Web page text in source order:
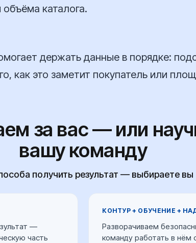
каталога.
держать данные в порядке:
как это заметит покупатель или
за вас — или
вашу команду
получить результат — выбираете вы
—
часть
КОНТУР + ОБУЧЕНИЕ +
Разворачиваем
команду работать в нём